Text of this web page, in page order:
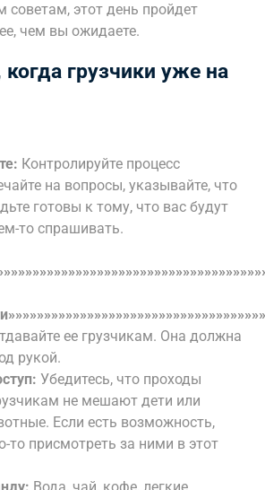
советам, этот день пройдет
чем вы ожидаете.
грузчики уже на
Контролируйте процесс
на вопросы, указывайте, что
готовы к тому, что вас будут
то спрашивать.
ее грузчикам. Она должна
рукой.
Убедитесь, что проходы
не мешают дети или
Если есть возможность,
то присмотреть за ними в этот